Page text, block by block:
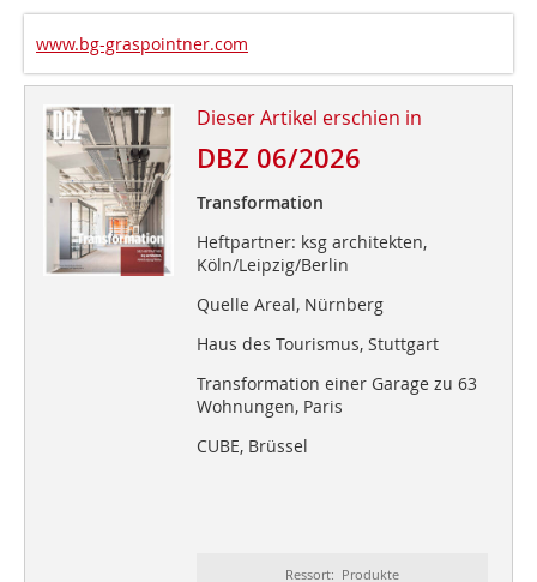
www.bg-graspointner.com
Dieser Artikel erschien in
DBZ 06/2026
Transformation
Heftpartner: ksg architekten,
Köln/Leipzig/Berlin
Quelle Areal, Nürnberg
Haus des Tourismus, Stuttgart
Transformation einer Garage zu 63
Wohnungen, Paris
CUBE, Brüssel
Ressort: Produkte